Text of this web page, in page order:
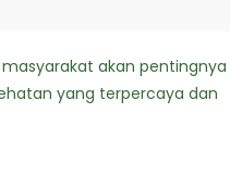
akan pentingnya
yang terpercaya dan